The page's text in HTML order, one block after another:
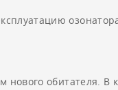
обитателя.